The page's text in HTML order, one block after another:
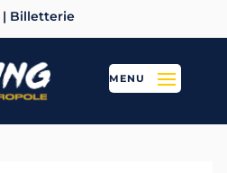
| Billetterie